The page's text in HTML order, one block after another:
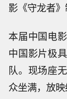
影《守龙者》
本届中国电
中国影片极
队。现场座
众坐满，放映